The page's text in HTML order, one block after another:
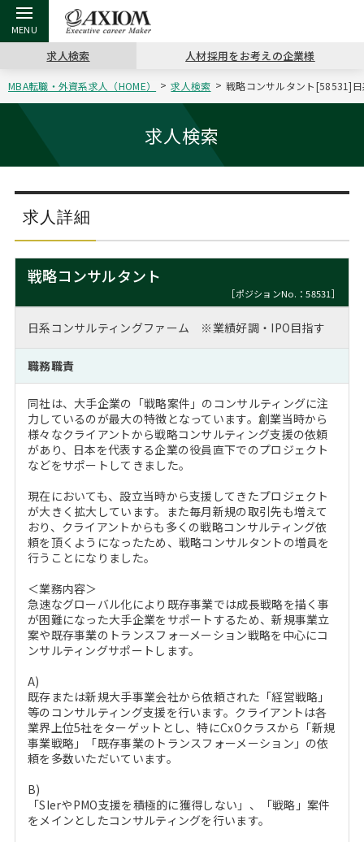
戻る
アクシアムの特長
戻る
コンサ
サービス案内
戻る
キャリ
コンサルタントの紹介
戻る
キャリア支援 TOP
キャリアデザイン講座
（最新求人市場動向）
戻る
MBAの
おわり
ステージ別アドバイス
MBAの転職事例
MBAからのFAQ
MBA留学生数の推移
戻る
日本か
MBAを生かす求人特集
年齢と年収の相関図
戻る
転職ツール TOP
英文レジュメの書き方
戻る
パワー
職務経歴書の書き方
外資系／面接攻略のコツ
戻る
転職コラム TOP
“展”職相談室
転職市場の明日をよめ
キャリアに効く一冊
注目企業インタビュー
戻る
イベント・セミナー TOP
ジョブフェア
キャリアデザインセミナー
プロ経営者の特別セミナー
Career Talk Live
MBA NETWORKING
戻る
会社概要 TOP
沿革
主なクライアント
パブリシティ
ニュースリリース
求人検索 人材採用をお考えの企業様
MBA転職・外資系求人（HOME） 求人検索 戦略コンサルタント[58531]
求人検索
求人詳細
戦略コンサルタント
［ポジションNo.：58531］
日系コンサルティングファーム ※業績好調・IPO目指す
職務職責
同社は、大手企業の「戦略案件」のコンサルティングに注
力しているのが最大の特徴となっています。創業当時から
様々なクライアントから戦略コンサルティング支援の依頼
があり、日本を代表する企業の役員直下でのプロジェクト
などをサポートしてきました。
現在においても、設立当時から支援してきたプロジェクト
が大きく拡大しています。また毎月新規の取引先も増えて
おり、クライアントからも多くの戦略コンサルティング依
頼を頂くようになったため、戦略コンサルタントの増員を
行うことになりました。
＜業務内容＞
急速なグローバル化により既存事業では成長戦略を描く事
が困難になった大手企業をサポートするため、新規事業立
案や既存事業のトランスフォーメーション戦略を中心にコ
ンサルティングサポートします。
A)
既存または新規大手事業会社から依頼された「経営戦略」
等のコンサルティング支援を行います。クライアントは各
業界上位5社をターゲットとし、特にCxOクラスから「新規
事業戦略」「既存事業のトランスフォーメーション」の依
頼を多数いただいています。
B)
「SIerやPMO支援を積極的に獲得しない」、「戦略」案件
をメインとしたコンサルティングを行います。